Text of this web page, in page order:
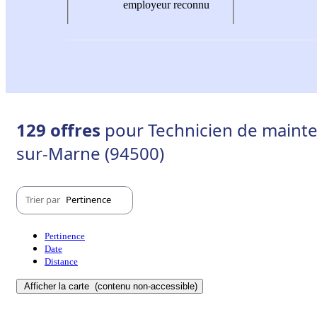
employeur reconnu
129 offres pour Technicien de
sur-Marne (94500)
Trier par Pertinence
Pertinence
Date
Distance
Afficher la carte (contenu non-accessible)